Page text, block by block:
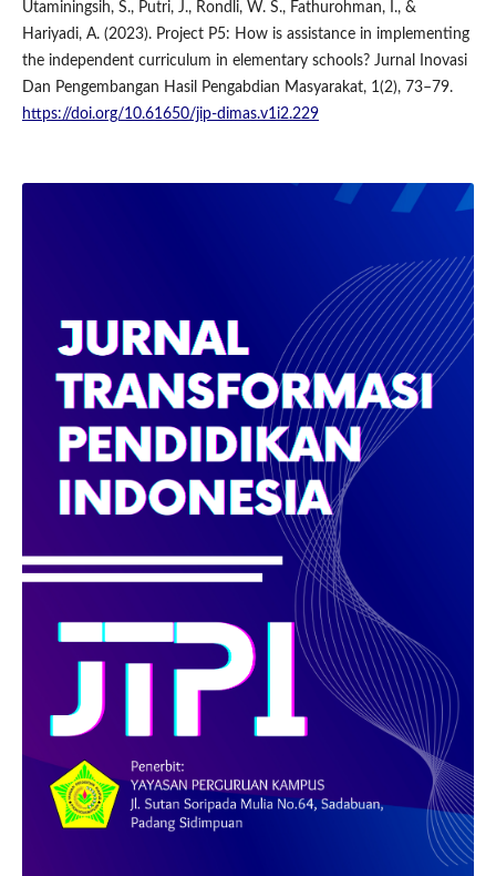
Utaminingsih, S., Putri, J., Rondli, W. S., Fathurohman, I., &
Hariyadi, A. (2023). Project P5: How is assistance in implementing
the independent curriculum in elementary schools? Jurnal Inovasi
Dan Pengembangan Hasil Pengabdian Masyarakat, 1(2), 73–79.
https://doi.org/10.61650/jip-dimas.v1i2.229